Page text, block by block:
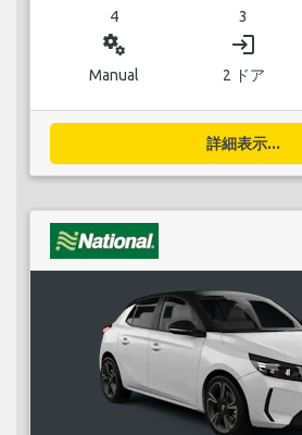
4 3
miscellaneous_services
Manual
login
2 ドア
詳細表示...